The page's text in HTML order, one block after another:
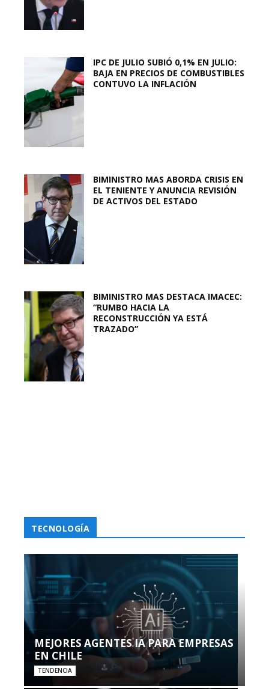
IPC DE JULIO SUBIÓ 0,1% EN JULIO:
BAJA EN PRECIOS DE COMBUSTIBLES
CONTUVO LA INFLACIÓN
BIMINISTRO MAS ABORDA CRISIS EN
EL TENIENTE Y ANUNCIA REVISIÓN
DE ACTIVOS DEL ESTADO
BIMINISTRO MAS DESTACA IMACEC:
“RUMBO HACIA LA
RECONSTRUCCIÓN YA ESTÁ
TRAZADO”
TECNOLOGÍA
MEJORES AGENTES IA PARA EMPRESAS
EN CHILE
TENDENCIA